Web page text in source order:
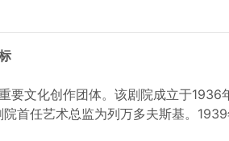
要文化创作团体。该剧院成立于1936
首任艺术总监为列万多夫斯基。